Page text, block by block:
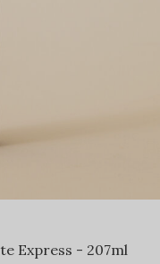
Express - 207ml